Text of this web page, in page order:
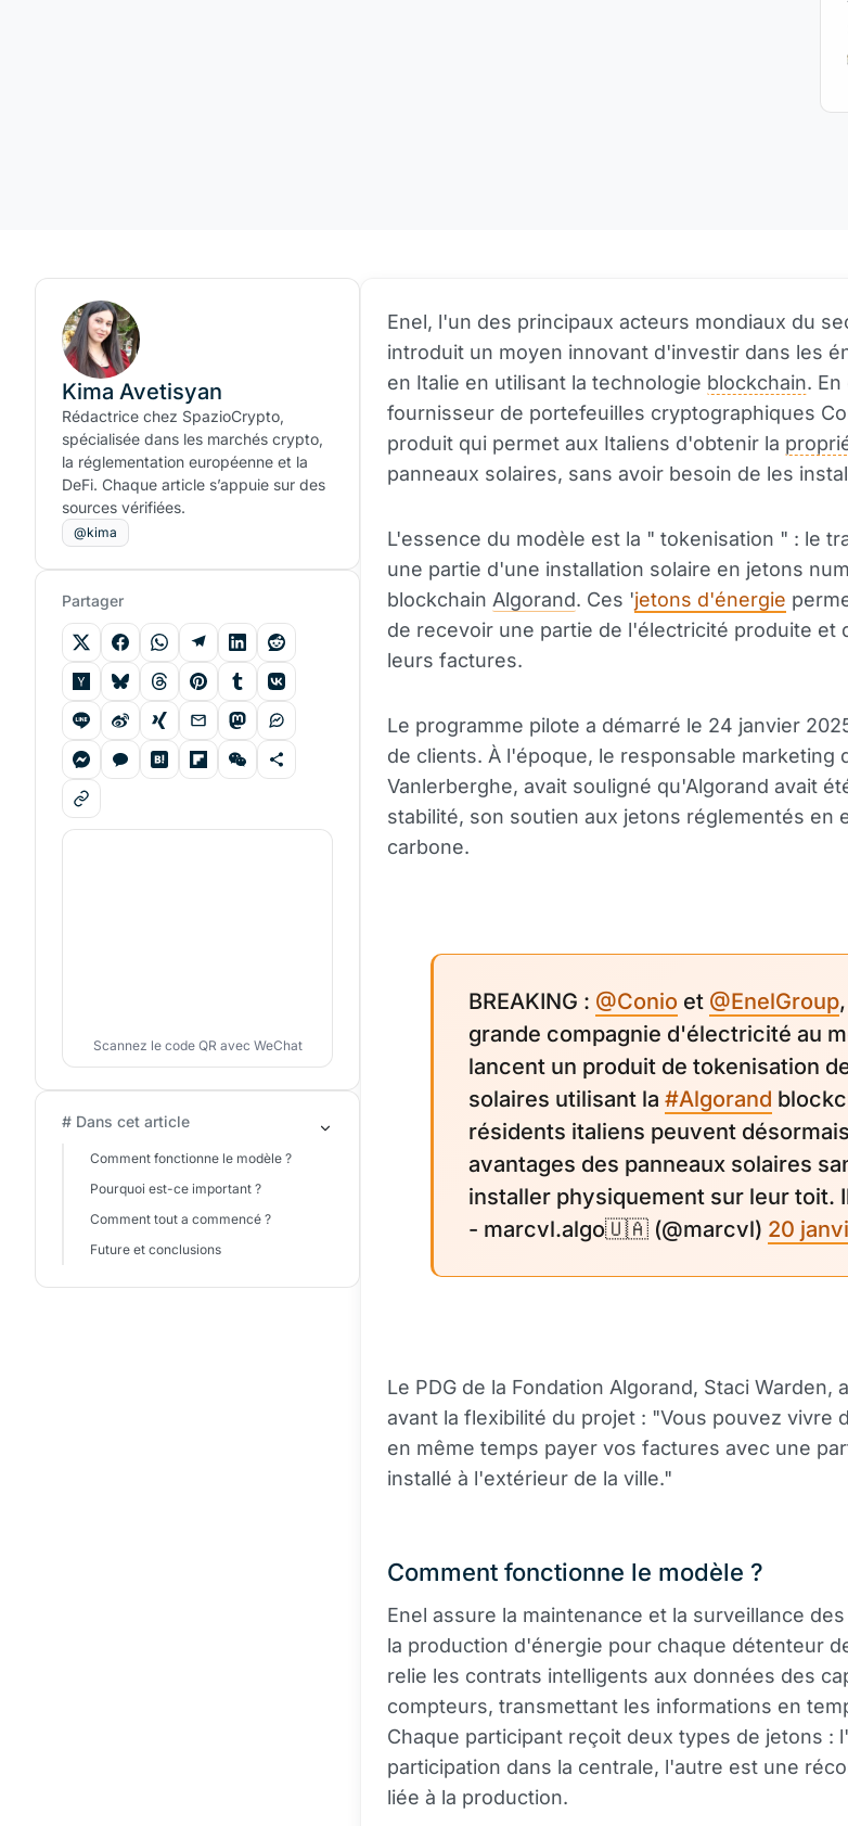
Enel, l'un des principaux acteurs mondiaux du
introduit un moyen innovant d'investir dans les
en Italie en utilisant la technologie blockchain.
fournisseur de portefeuilles cryptographiques
produit qui permet aux Italiens d'obtenir la
panneaux solaires, sans avoir besoin de les
L'essence du modèle est la " tokenisation " : le
une partie d'une installation solaire en jetons
blockchain Algorand. Ces 'jetons d'énergie
de recevoir une partie de l'électricité produite et
leurs factures.
Le programme pilote a démarré le 24 janvier
de clients. À l'époque, le responsable marketing
Vanlerberghe, avait souligné qu'Algorand avait
stabilité, son soutien aux jetons réglementés en
carbone.
BREAKING : @Conio et @EnelGroup
grande compagnie d'électricité au
lancent un produit de tokenisation
solaires utilisant la #Algorand
résidents italiens peuvent
avantages des panneaux solaires
installer physiquement sur leur toit.
- marcvl.algo🇺🇦 (@marcvl) 20
Le PDG de la Fondation Algorand, Staci Warden,
avant la flexibilité du projet : "Vous pouvez vivre
en même temps payer vos factures avec une
installé à l'extérieur de la ville."
Comment fonctionne le modèle ?
Enel assure la maintenance et la surveillance
la production d'énergie pour chaque détenteur
relie les contrats intelligents aux données des
compteurs, transmettant les informations en
Chaque participant reçoit deux types de jetons :
participation dans la centrale, l'autre est une
liée à la production.
Kima Avetisyan
Rédactrice chez SpazioCrypto,
spécialisée dans les marchés crypto,
la réglementation européenne et la
DeFi. Chaque article s’appuie sur des
sources vérifiées.
@kima
Partager
Scannez le code QR avec WeChat
# Dans cet article
Comment fonctionne le modèle ?
Pourquoi est-ce important ?
Comment tout a commencé ?
Future et conclusions